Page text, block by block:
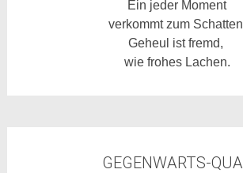
Ein jeder Moment
verkommt zum
Geheul ist fremd,
wie frohes Lachen.
GEGENWARTS-